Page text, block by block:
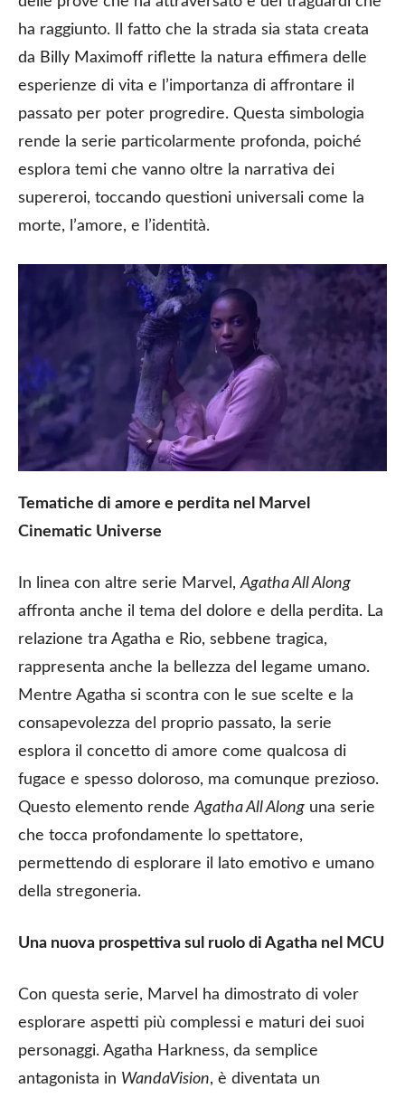
ha raggiunto. Il fatto che la strada sia stata creata
da Billy Maximoff riflette la natura effimera delle
esperienze di vita e l’importanza di affrontare il
passato per poter progredire. Questa simbologia
rende la serie particolarmente profonda, poiché
esplora temi che vanno oltre la narrativa dei
supereroi, toccando questioni universali come la
morte, l’amore, e l’identità.
Tematiche di amore e perdita nel Marvel
Cinematic Universe
In linea con altre serie Marvel,Agatha All Along
affronta anche il tema del dolore e della perdita. La
relazione tra Agatha e Rio, sebbene tragica,
rappresenta anche la bellezza del legame umano.
Mentre Agatha si scontra con le sue scelte e la
consapevolezza del proprio passato, la serie
esplora il concetto di amore come qualcosa di
fugace e spesso doloroso, ma comunque prezioso.
Questo elemento rendeAgatha All Along una serie
che tocca profondamente lo spettatore,
permettendo di esplorare il lato emotivo e umano
della stregoneria.
Una nuova prospettiva sul ruolo di Agatha nel MCU
Con questa serie, Marvel ha dimostrato di voler
esplorare aspetti più complessi e maturi dei suoi
personaggi. Agatha Harkness, da semplice
antagonista in WandaVision, è diventata un